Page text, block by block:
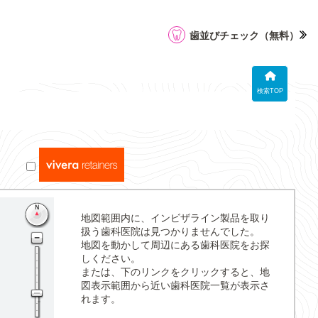
検索TOP
歯並びチェック （無料）
地図範囲内に、インビザライン製品を取り
扱う歯科医院は見つかりませんでした。
地図を動かして周辺にある歯科医院をお探
しください。
または、下のリンクをクリックすると、地
図表示範囲から近い歯科医院一覧が表示さ
れます。